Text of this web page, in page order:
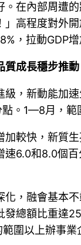
。在內部周遭
」高程度對外
，拉動GDP增
質成長穩步推
級，新動能加
。1—8月，範
加較快，新質
速6.0和8.0個
化，融會基本
發總額比重達
圍以上辦事業